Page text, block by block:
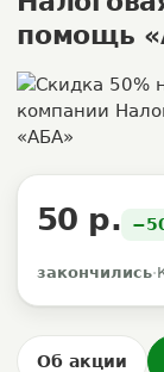
помощь
50 р.
закончились·
Об акции